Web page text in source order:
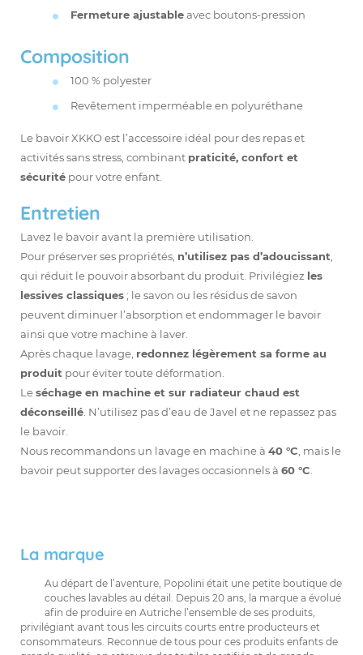
Fermeture ajustableavec boutons-pression
Composition
100 % polyester
Revêtement imperméable en polyuréthane
Le bavoirXKKOest l’accessoire idéal pour des repas et
activités sans stress, combinant praticité, confort et
sécurité pour votre enfant.
Entretien
Lavez le bavoir avant la première utilisation.
Pour préserver ses propriétés, n’utilisez pas d’adoucissant
qui réduit le pouvoir absorbant du produit. Privilégiez les
lessives classiques ; le savon ou les résidus de savon
peuvent diminuer l’absorption et endommager le bavoir
ainsi que votre machine à laver.
Après chaque lavage, redonnez légèrement sa forme au
produit pour éviter toute déformation.
Leséchage en machine et sur radiateur chaud est
déconseillé . N’utilisez pas d’eau de Javel et ne repassez pas
le bavoir.
Nous recommandons un lavage en machine à 40 °C , mais le
bavoir peut supporter des lavages occasionnels à 60 °C
La marque
Au départ de l’aventure, Popolini était une petite boutique de
couches lavables au détail. Depuis 20 ans, la marque a évolué
afin de produire en Autriche l’ensemble de ses produits,
privilégiant avant tous les circuits courts entre producteurs et
consommateurs. Reconnue de tous pour ces produits enfants de